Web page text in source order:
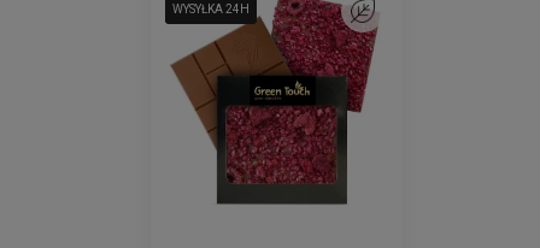
WYSYŁKA 24H
WYSYŁKA 24H
WYSYŁKA 24H Do ulubionych